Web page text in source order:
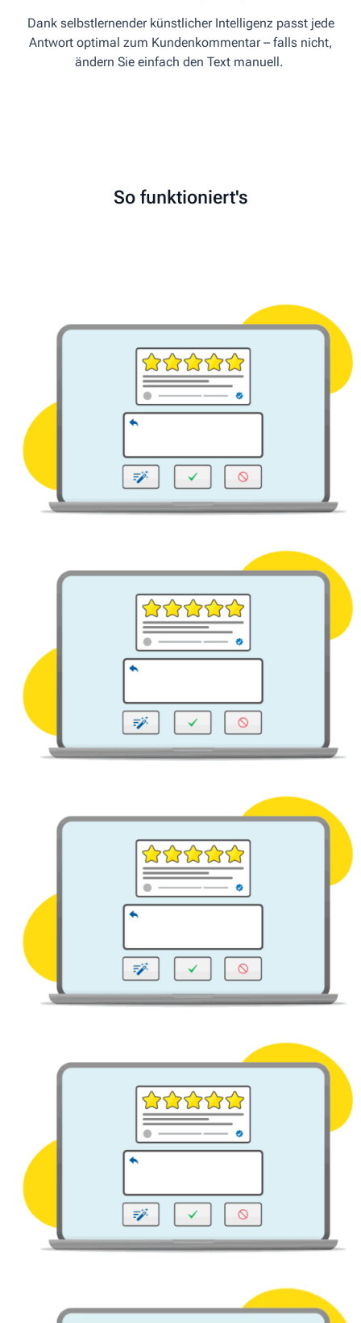
Dank selbstlernender künstlicher Intelligenz passt jede
Antwort optimal zum Kundenkommentar – falls nicht,
ändern Sie einfach den Text manuell.
So funktioniert's